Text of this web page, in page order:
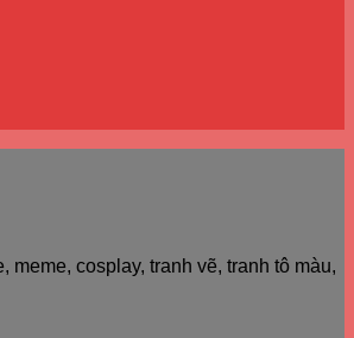
cosplay, tranh vẽ, tranh tô màu,